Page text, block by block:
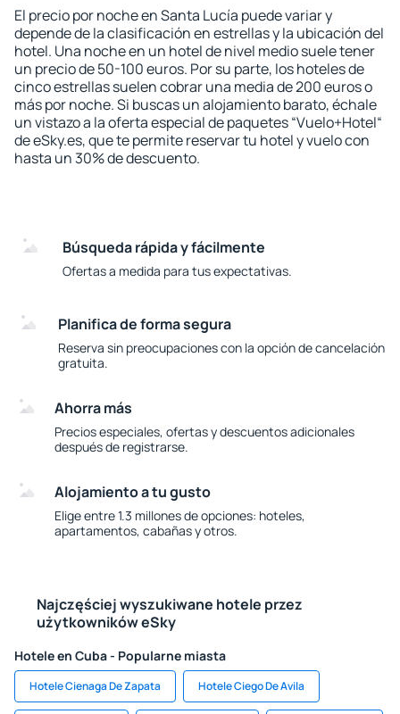
El precio por noche en Santa Lucía puede variar y
depende de la clasificación en estrellas y la ubicación del
hotel. Una noche en un hotel de nivel medio suele tener
un precio de 50-100 euros. Por su parte, los hoteles de
cinco estrellas suelen cobrar una media de 200 euros o
más por noche. Si buscas un alojamiento barato, échale
un vistazo a la oferta especial de paquetes “Vuelo+Hotel“
de eSky.es, que te permite reservar tu hotel y vuelo con
hasta un 30% de descuento.
Búsqueda rápida y fácilmente
Ofertas a medida para tus expectativas.
Planifica de forma segura
Reserva sin preocupaciones con la opción de cancelación
gratuita.
Ahorra más
Precios especiales, ofertas y descuentos adicionales
después de registrarse.
Alojamiento a tu gusto
Elige entre 1.3 millones de opciones: hoteles,
apartamentos, cabañas y otros.
Najczęściej wyszukiwane hotele przez
użytkowników eSky
Hotele en Cuba - Popularne miasta
Hotele Cienaga De Zapata Hotele Ciego De Avila